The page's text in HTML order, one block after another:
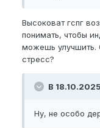
Высоковат гспг
понимать, чтобы
можешь улучшить.
стресс?
В
Ну, не особо